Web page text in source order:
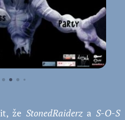
že StonedRaiderzaS-O-S